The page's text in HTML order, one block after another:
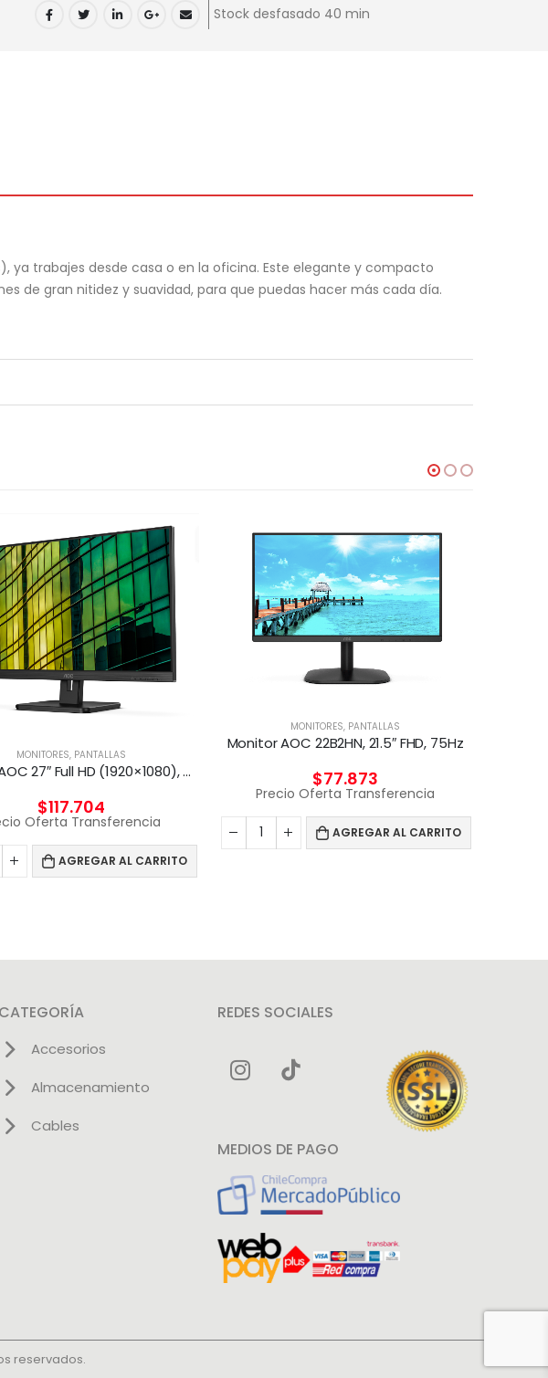
Stock desfasado 40 min
ya trabajes desde casa o en la oficina. Este elegante y compacto
de gran nitidez y suavidad, para que puedas hacer más cada día.
MONITORES, PANTALLAS
Monitor AOC 27″ Full HD (1920×1080), 75Hz, HDMI/VGA
$117.704
Oferta Transferencia
AGREGAR AL CARRITO
MONITORES, PANTALLAS
Monitor AOC 22B2HN, 21.5″ FHD, 75Hz
$77.873
Precio Oferta Transferencia
AGREGAR AL CARRITO
CATEGORÍA
Accesorios
Almacenamiento
Cables
REDES SOCIALES
MEDIOS DE PAGO
reservados.